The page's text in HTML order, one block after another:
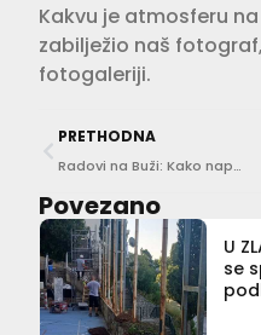
Kakvu je atmosferu
zabilježio naš
fotogaleriji.
PRETHODNA
Radovi na Buži: Kako napreduje sanacija pješačkog pothodnika?
Povezano
U
se